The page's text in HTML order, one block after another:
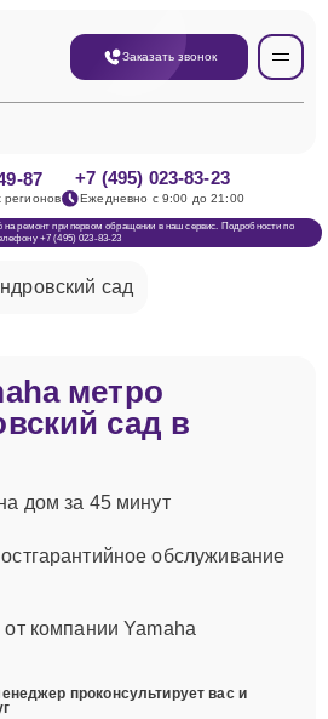
Заказать звонок
87 +7 (495) 023-83-23
Ежедневно с 9:00 до 21:00
на ремонт при первом обращении в наш сервис. Подробности по
+7 (495) 023-83-23
сад
метро
сад в
дом за 45 минут
обслуживание
от компании Yamaha
проконсультирует вас и